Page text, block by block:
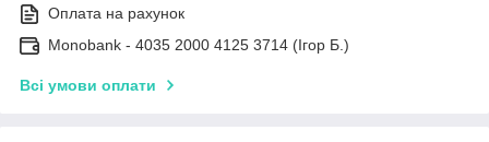
Оплата на рахунок
Monobank - 4035 2000 4125 3714 (Ігор Б.)
Всі умови оплати